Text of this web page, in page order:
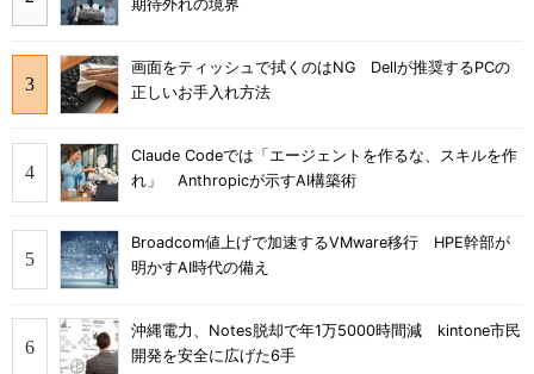
期待外れの境界
画面をティッシュで拭くのはNG Dellが推奨するPCの
正しいお手入れ方法
Claude Codeでは「エージェントを作るな、スキルを作
れ」 Anthropicが示すAI構築術
Broadcom値上げで加速するVMware移行 HPE幹部が
明かすAI時代の備え
沖縄電力、Notes脱却で年1万5000時間減 kintone市民
開発を安全に広げた6手